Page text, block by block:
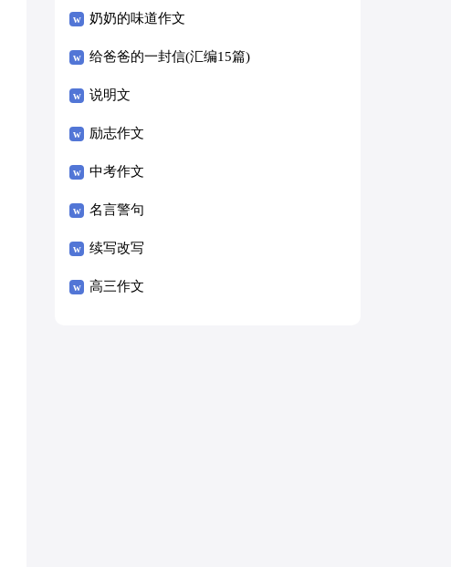
奶奶的味道作文
给爸爸的一封信(汇编15篇)
说明文
励志作文
中考作文
名言警句
续写改写
高三作文